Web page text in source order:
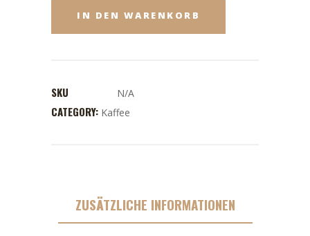
IN DEN WARENKORB
SKU N/A
CATEGORY: Kaffee
ZUSÄTZLICHE INFORMATIONEN